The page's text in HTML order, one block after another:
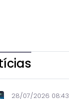
28/07/2026 08:43